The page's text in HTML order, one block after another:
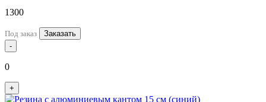
1300
Под заказ
Заказать
-
0
+